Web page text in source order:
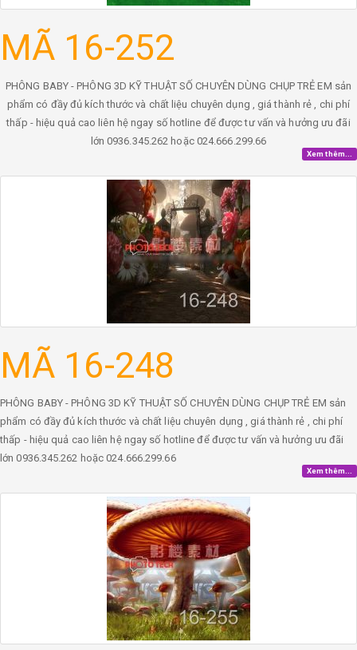
MÃ 16-252
PHÔNG BABY - PHÔNG 3D KỸ THUẬT SỐ CHUYÊN DÙNG CHỤP TRẺ EM sản
phẩm có đầy đủ kích thước và chất liệu chuyên dụng , giá thành rẻ , chi phí
thấp - hiệu quả cao liên hệ ngay số hotline để được tư vấn và hưởng ưu đãi
lớn 0936.345.262 hoặc 024.666.299.66
Xem thêm...
MÃ 16-248
PHÔNG BABY - PHÔNG 3D KỸ THUẬT SỐ CHUYÊN DÙNG CHỤP TRẺ EM sản
phẩm có đầy đủ kích thước và chất liệu chuyên dụng , giá thành rẻ , chi phí
thấp - hiệu quả cao liên hệ ngay số hotline để được tư vấn và hưởng ưu đãi
lớn 0936.345.262 hoặc 024.666.299.66
Xem thêm...